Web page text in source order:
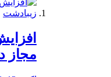
مجاز